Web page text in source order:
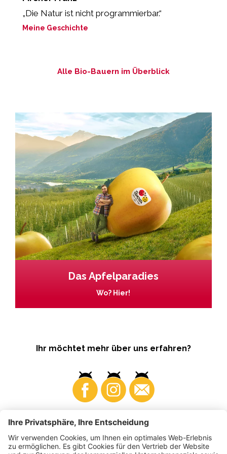
„Die Natur ist nicht programmierbar.“
Meine Geschichte
Alle Bio-Bauern im Überblick
Das Apfelparadies
Wo? Hier!
Ihr möchtet mehr über uns erfahren?
Business Produzenten